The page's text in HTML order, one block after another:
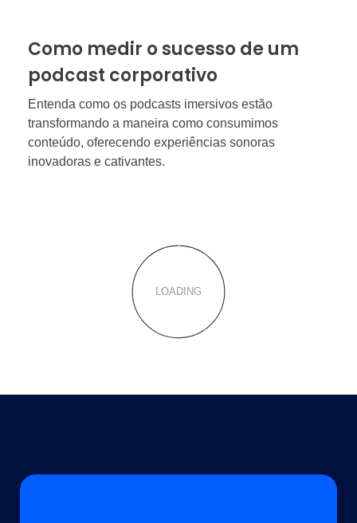
Como medir o sucesso de um
podcast corporativo
Entenda como os podcasts imersivos estão
transformando a maneira como consumimos
conteúdo, oferecendo experiências sonoras
inovadoras e cativantes.
LOADING